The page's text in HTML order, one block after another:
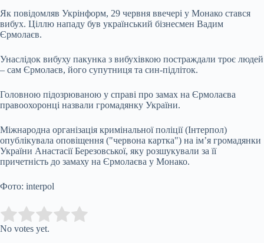
Як повідомляв Укрінформ, 29 червня ввечері у Монако стався
вибух. Ціллю нападу був український бізнесмен Вадим
Єрмолаєв.
Унаслідок вибуху пакунка з вибухівкою постраждали троє людей
– сам Єрмолаєв, його супутниця та син-підліток.
Головною підозрюваною у справі про замах на Єрмолаєва
правоохоронці назвали громадянку України.
Міжнародна організація кримінальної поліції (Інтерпол)
опублікувала оповіщення ("червона картка") на ім’я громадянки
України Анастасії Березовської, яку розшукували за її
причетність до замаху на Єрмолаєва у Монако.
Фото: interpol
Rate this item:
No votes yet.